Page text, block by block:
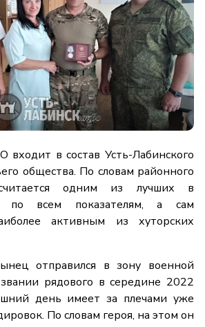
входит в состав Усть-Лабинского
общества. По словам районного
одним из лучших в
по всем показателям, а сам
активным из хуторских
отправился в зону военной
рядового в середине 2022
день имеет за плечами уже
По словам героя, на этом он